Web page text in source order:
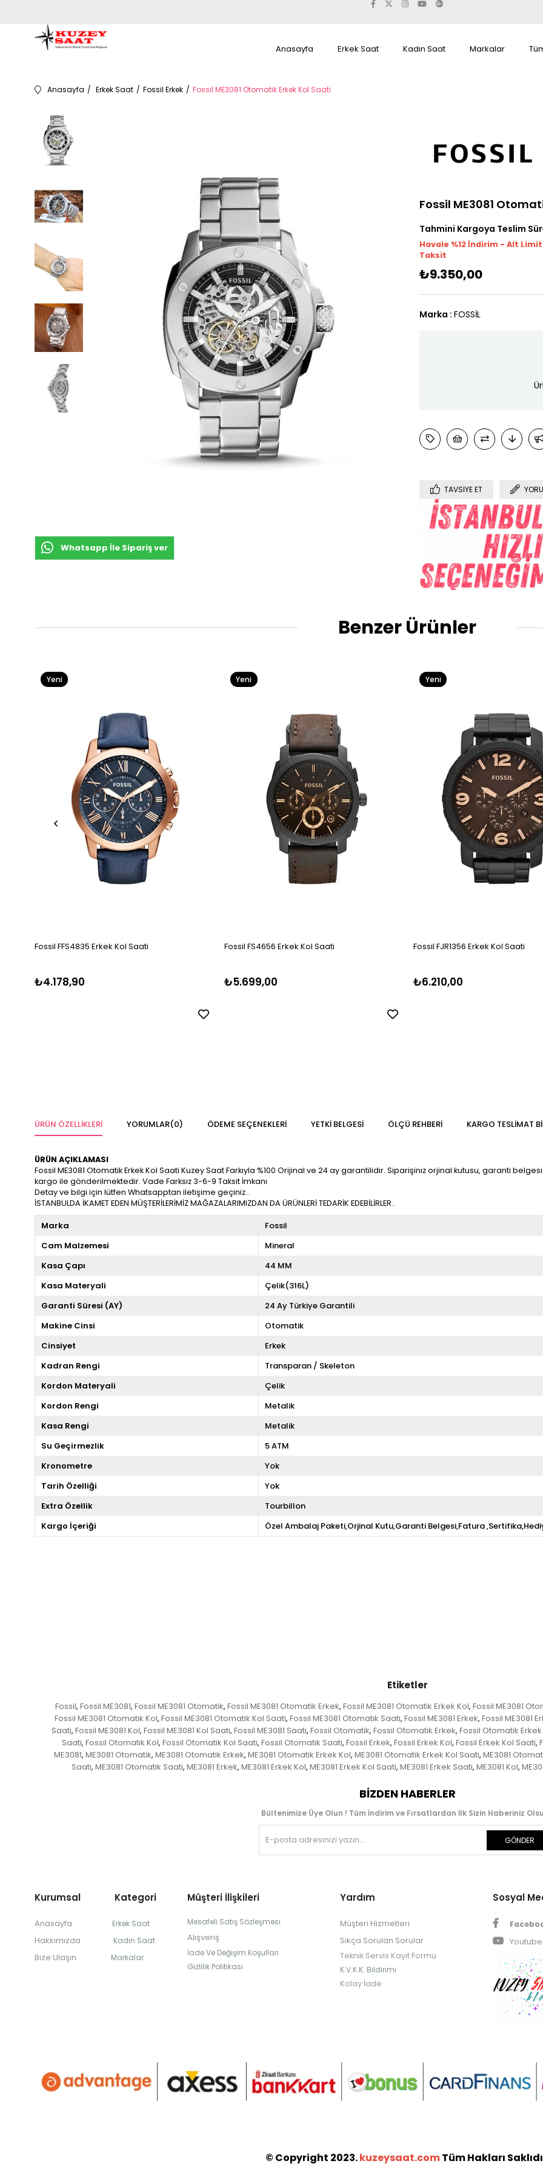
Anasayfa Erkek Saat Kadın Saat Markalar
Anasayfa Erkek Saat Fossil Erkek Fossil ME3081 Otomatik Erkek Kol Saati
Whatsapp İle Sipariş ver
Fossil ME3081
Tahmini Kargoya Teslim
Havale %12 İndirim - Alt Limit
Taksit
₺9.350,00
Marka : FOSSİL
TAVSIYE ET
Benzer Ürünler
Fossil FFS4835 Erkek Kol Saati
₺4.178,90
Yeni
Fossil FS4656 Erkek Kol Saati
₺5.699,00
Yeni
Fossil FJR1356 Erkek Kol Saati
₺6.210,00
Yeni
ÜRÜN ÖZELLIKLERI YORUMLAR(0) ÖDEME SEÇENEKLERI YETKİ BELGESİ ÖLÇÜ REHBERI KARGO TESLIMAT
ÜRÜN AÇIKLAMASI
Fossil ME3081 Otomatik Erkek Kol Saati Kuzey Saat Farkıyla %100 Orijinal ve 24 ay garantilidir. Siparişiniz orjinal kutusu, garanti
kargo ile gönderilmektedir. Vade Farksız 3-6-9 Taksit İmkanı
Detay ve bilgi için lütfen Whatsapptan iletişime geçiniz..
İSTANBULDA İKAMET EDEN MÜŞTERİLERİMİZ MAĞAZALARIMIZDAN DA ÜRÜNLERİ TEDARİK EDEBİLİRLER..
Marka
Fossil
Cam Malzemesi
Mineral
Kasa Çapı
44 MM
Kasa Materyali
Çelik(316L)
Garanti Süresi (AY)
24 Ay Türkiye Garantili
Makine Cinsi
Otomatik
Cinsiyet
Erkek
Kadran Rengi
Transparan / Skeleton
Kordon Materyali
Çelik
Kordon Rengi
Metalik
Kasa Rengi
Metalik
Su Geçirmezlik
5 ATM
Kronometre
Yok
Tarih Özelliği
Yok
Extra Özellik
Tourbillon
Kargo İçeriği
Özel Ambalaj Paketi,Orjinal Kutu,Garanti Belgesi,Fatura
Etiketler
Fossil, Fossil ME3081, Fossil ME3081 Otomatik, Fossil ME3081 Otomatik Erkek, Fossil ME3081 Otomatik Erkek Kol, Fossil ME3081
Fossil ME3081 Otomatik Kol, Fossil ME3081 Otomatik Kol Saati, Fossil ME3081 Otomatik Saati, Fossil ME3081 Erkek, Fossil ME3081
Saati, Fossil ME3081 Kol, Fossil ME3081 Kol Saati, Fossil ME3081 Saati, Fossil Otomatik, Fossil Otomatik Erkek, Fossil Otomatik Erkek
Saati, Fossil Otomatik Kol, Fossil Otomatik Kol Saati, Fossil Otomatik Saati, Fossil Erkek, Fossil Erkek Kol, Fossil Erkek Kol Saati,
ME3081, ME3081 Otomatik, ME3081 Otomatik Erkek, ME3081 Otomatik Erkek Kol, ME3081 Otomatik Erkek Kol Saati, ME3081
Saati, ME3081 Otomatik Saati, ME3081 Erkek, ME3081 Erkek Kol, ME3081 Erkek Kol Saati, ME3081 Erkek Saati, ME3081 Kol,
BIZDEN HABERLER
Bültenimize Üye Olun ! Tüm İndirim ve Fırsatlardan İlk Sizin Haberiniz
GÖNDER
Kurumsal Kategori
Anasayfa Erkek Saat
Hakkımızda Kadın Saat
Bize Ulaşın Markalar
Müşteri İlişkileri
Mesafeli Satış Sözleşmesi
Alışveriş
İade Ve Değişim Koşulları
Gizlilik Politikası
Yardım
Müşteri Hizmetleri
Sıkça Sorulan Sorular
Teknik Servis Kayıt Formu
K.V.K.K. Bildirimi
Kolay İade
Sosyal
Youtube
© Copyright 2023.kuzeysaat.comTüm Hakları